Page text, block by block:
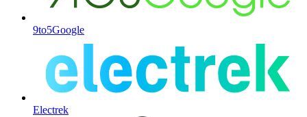
9to5Google
Electrek